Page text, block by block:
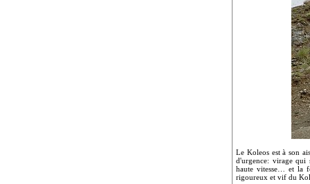
Le Koleos est à son
d'urgence: virage qui
haute vitesse… et la
rigoureux et vif du